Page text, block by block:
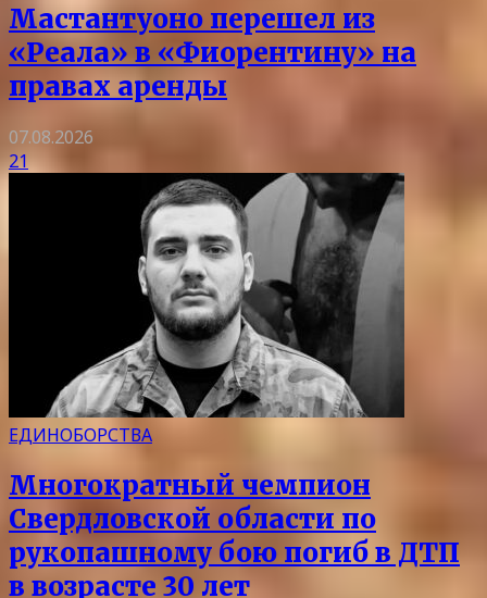
Мастантуоно перешел из
«Реала» в «Фиорентину» на
правах аренды
07.08.2026
21
ЕДИНОБОРСТВА
Многократный чемпион
Свердловской области по
рукопашному бою погиб в ДТП
в возрасте 30 лет